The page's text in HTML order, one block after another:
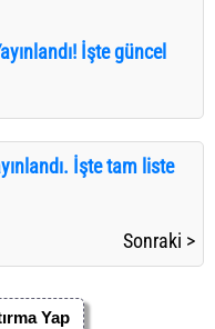
İşte güncel
İşte tam liste
Sonraki >
Yap